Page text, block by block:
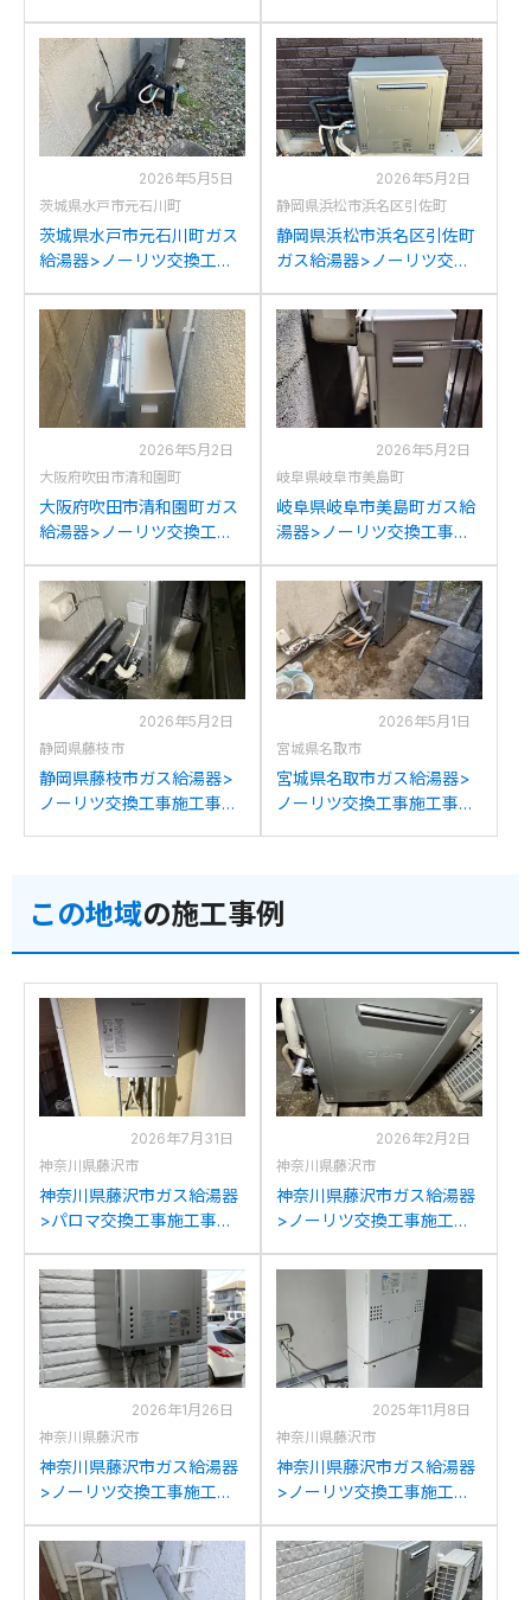
らノーリツGT-C2072SAR
BLへの交換
C2032SARXからノーリツ
GT-C2072SAR BLへの交換
2026年5月5日
茨城県水戸市元石川町
茨城県水戸市元石川町ガス
給湯器>ノーリツ交換工事
E2003SAGからノーリツ
GT-C2072SAR BLへの交換
2026年5月2日
静岡県浜松市浜名区引佐町
静岡県浜松市浜名区引佐町
ガス給湯器>ノーリツ交換
GT-C2042SARX-MBから
ノーリツGT-C2072SAR BL
への交換
2026年5月2日
大阪府吹田市清和園町
大阪府吹田市清和園町ガス
給湯器>ノーリツ交換工事
V2002AGからノーリツGT-
C2072SAR BLへの交換
2026年5月2日
岐阜県岐阜市美島町
岐阜県岐阜市美島町ガス給
湯器>ノーリツ交換工事施
C2032SAXからノーリツ
GT-C2072SAR BLへの交換
2026年5月2日
静岡県藤枝市
静岡県藤枝市ガス給湯器>
ノーリツ交換工事施工事
2026年5月1日
宮城県名取市
宮城県名取市ガス給湯器>
ノーリツ交換工事施工事
この地域の施工事例
2026年7月31日
神奈川県藤沢市
神奈川県藤沢市ガス給湯器
>パロマ交換工事施工事
H2400AWからパロマFH-
E2422SAWLへの交換
2026年2月2日
神奈川県藤沢市
神奈川県藤沢市ガス給湯器
>ノーリツ交換工事施工事
2050(S)AXからノーリツ
GT-C2072SAR BLへの交換
2026年1月26日
神奈川県藤沢市
神奈川県藤沢市ガス給湯器
>ノーリツ交換工事施工事
C2442SAWX-MBからノー
リツGT-C2472SAW BLへ
の交換
2025年11月8日
神奈川県藤沢市
神奈川県藤沢市ガス給湯器
>ノーリツ交換工事施工事
GTHA2403Aからノーリツ
GTH-C2460AW3H-1BLへ
の交換